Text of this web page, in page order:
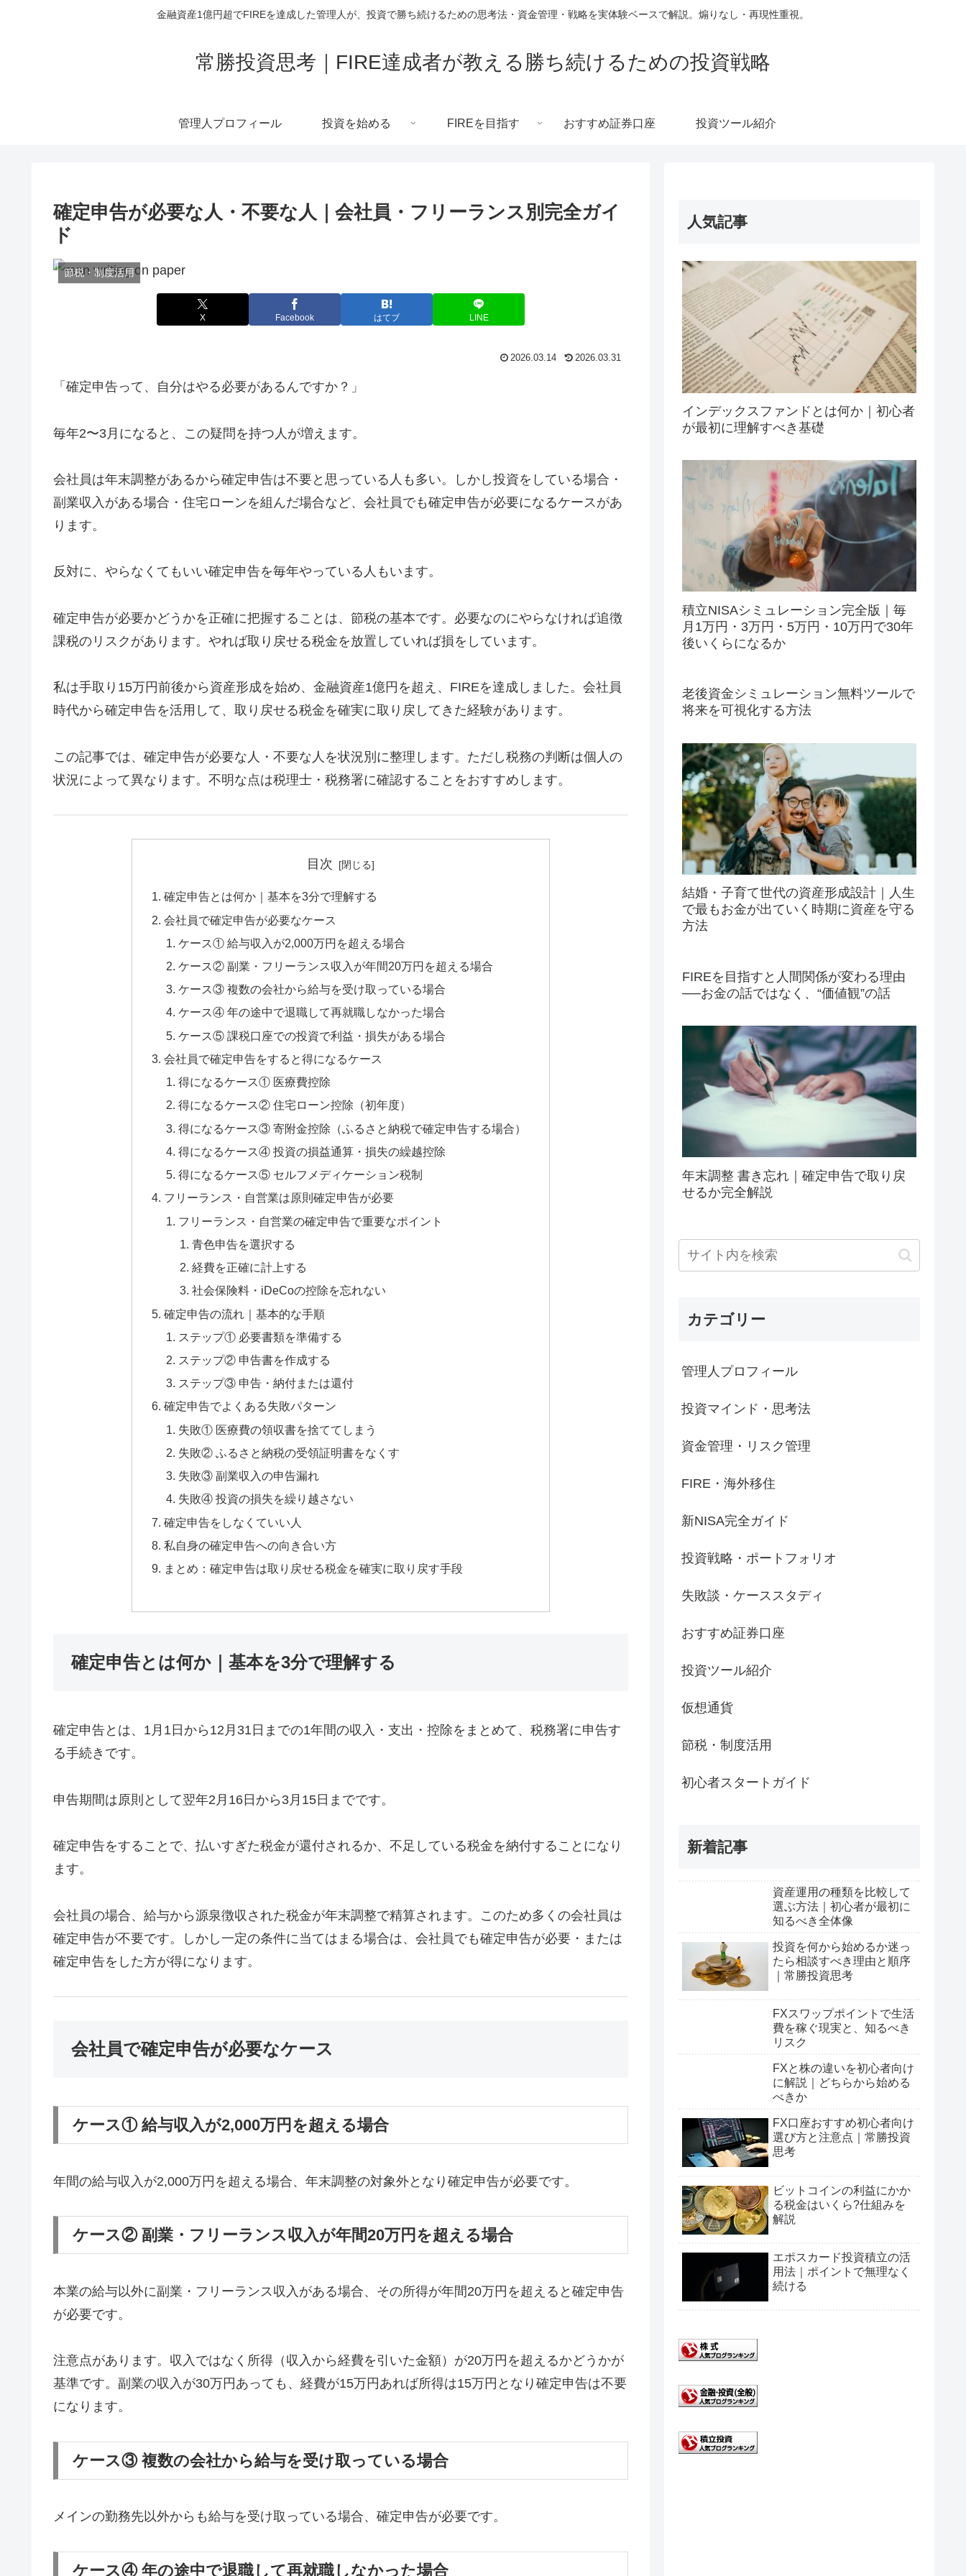
金融資産1億円超でFIREを達成した管理人が、投資で勝ち続けるための思考法・資金管理・戦略を実体験ベースで解説。煽りなし・再現性重視。
常勝投資思考｜FIRE達成者が教える勝ち続けるための投資戦略
管理人プロフィール 投資を始める FIREを目指す おすすめ証券口座 投資ツール紹介
確定申告が必要な人・不要な人｜会社員・フリーランス別完全ガイ
ド
節税・制度活用
X Facebook はてブ LINE
2026.03.14 2026.03.31
「確定申告って、自分はやる必要があるんですか？」
毎年2〜3月になると、この疑問を持つ人が増えます。
会社員は年末調整があるから確定申告は不要と思っている人も多い。しかし投資をしている場合・
副業収入がある場合・住宅ローンを組んだ場合など、会社員でも確定申告が必要になるケースがあ
ります。
反対に、やらなくてもいい確定申告を毎年やっている人もいます。
確定申告が必要かどうかを正確に把握することは、節税の基本です。必要なのにやらなければ追徴
課税のリスクがあります。やれば取り戻せる税金を放置していれば損をしています。
私は手取り15万円前後から資産形成を始め、金融資産1億円を超え、FIREを達成しました。会社員
時代から確定申告を活用して、取り戻せる税金を確実に取り戻してきた経験があります。
この記事では、確定申告が必要な人・不要な人を状況別に整理します。ただし税務の判断は個人の
状況によって異なります。不明な点は税理士・税務署に確認することをおすすめします。
目次
確定申告とは何か｜基本を3分で理解する
会社員で確定申告が必要なケース
ケース① 給与収入が2,000万円を超える場合
ケース② 副業・フリーランス収入が年間20万円を超える場合
ケース③ 複数の会社から給与を受け取っている場合
ケース④ 年の途中で退職して再就職しなかった場合
ケース⑤ 課税口座での投資で利益・損失がある場合
会社員で確定申告をすると得になるケース
得になるケース① 医療費控除
得になるケース② 住宅ローン控除（初年度）
得になるケース③ 寄附金控除（ふるさと納税で確定申告する場合）
得になるケース④ 投資の損益通算・損失の繰越控除
得になるケース⑤ セルフメディケーション税制
フリーランス・自営業は原則確定申告が必要
フリーランス・自営業の確定申告で重要なポイント
青色申告を選択する
経費を正確に計上する
社会保険料・iDeCoの控除を忘れない
確定申告の流れ｜基本的な手順
ステップ① 必要書類を準備する
ステップ② 申告書を作成する
ステップ③ 申告・納付または還付
確定申告でよくある失敗パターン
失敗① 医療費の領収書を捨ててしまう
失敗② ふるさと納税の受領証明書をなくす
失敗③ 副業収入の申告漏れ
失敗④ 投資の損失を繰り越さない
確定申告をしなくていい人
私自身の確定申告への向き合い方
まとめ：確定申告は取り戻せる税金を確実に取り戻す手段
確定申告とは何か｜基本を3分で理解する
確定申告とは、1月1日から12月31日までの1年間の収入・支出・控除をまとめて、税務署に申告す
る手続きです。
申告期間は原則として翌年2月16日から3月15日までです。
確定申告をすることで、払いすぎた税金が還付されるか、不足している税金を納付することになり
ます。
会社員の場合、給与から源泉徴収された税金が年末調整で精算されます。このため多くの会社員は
確定申告が不要です。しかし一定の条件に当てはまる場合は、会社員でも確定申告が必要・または
確定申告をした方が得になります。
会社員で確定申告が必要なケース
ケース① 給与収入が2,000万円を超える場合
年間の給与収入が2,000万円を超える場合、年末調整の対象外となり確定申告が必要です。
ケース② 副業・フリーランス収入が年間20万円を超える場合
本業の給与以外に副業・フリーランス収入がある場合、その所得が年間20万円を超えると確定申告
が必要です。
注意点があります。収入ではなく所得（収入から経費を引いた金額）が20万円を超えるかどうかが
基準です。副業の収入が30万円あっても、経費が15万円あれば所得は15万円となり確定申告は不要
になります。
ケース③ 複数の会社から給与を受け取っている場合
メインの勤務先以外からも給与を受け取っている場合、確定申告が必要です。
ケース④ 年の途中で退職して再就職しなかった場合
人気記事
インデックスファンドとは何か｜初心者
が最初に理解すべき基礎
積立NISAシミュレーション完全版｜毎
月1万円・3万円・5万円・10万円で30年
後いくらになるか
老後資金シミュレーション無料ツールで
将来を可視化する方法
結婚・子育て世代の資産形成設計｜人生
で最もお金が出ていく時期に資産を守る
方法
FIREを目指すと人間関係が変わる理由
──お金の話ではなく、“価値観”の話
年末調整 書き忘れ｜確定申告で取り戻
せるか完全解説
カテゴリー
管理人プロフィール
投資マインド・思考法
資金管理・リスク管理
FIRE・海外移住
新NISA完全ガイド
投資戦略・ポートフォリオ
失敗談・ケーススタディ
おすすめ証券口座
投資ツール紹介
仮想通貨
節税・制度活用
初心者スタートガイド
新着記事
資産運用の種類を比較して
選ぶ方法｜初心者が最初に
知るべき全体像
投資を何から始めるか迷っ
たら相談すべき理由と順序
｜常勝投資思考
FXスワップポイントで生活
費を稼ぐ現実と、知るべき
リスク
FXと株の違いを初心者向け
に解説｜どちらから始める
べきか
FX口座おすすめ初心者向け
選び方と注意点｜常勝投資
思考
ビットコインの利益にかか
る税金はいくら?仕組みを
解説
エポスカード投資積立の活
用法｜ポイントで無理なく
続ける